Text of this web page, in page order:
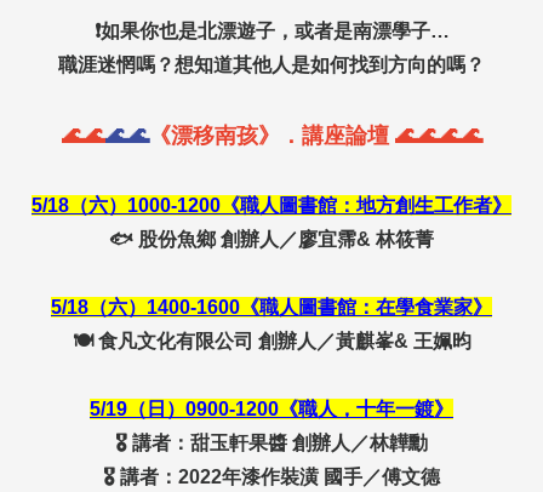
❗如果你也是北漂遊子，或者是南漂學子…
職涯迷惘嗎？想知道其他人是如何找到方向的嗎？
🌊🌊🌊🌊《漂移南孩》．講座論壇 🌊🌊🌊🌊
5/18（六）1000-1200《職人圖書館：地方創生工作者》
🐟 股份魚鄉 創辦人／廖宜霈& 林筱菁
5/18（六）1400-1600《職人圖書館：在學食業家》
🍽️食凡文化有限公司 創辦人／黃麒峯& 王姵昀
5/19（日）0900-1200《職人，十年一鍍》
🎖️ 講者：甜玉軒果醬 創辦人／林韡勳
🎖️ 講者：2022年漆作裝潢 國手／傅文德